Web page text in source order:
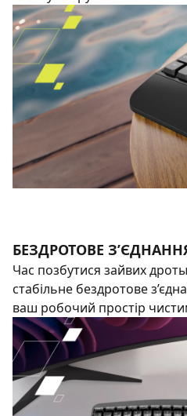
БЕЗДРОТОВЕ
Час позбутися зайвих
стабільне бездротове
ваш робочий простір